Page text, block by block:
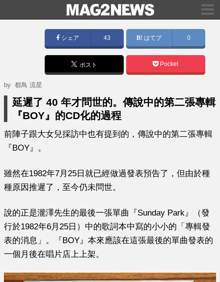
シェア 43 はてブ 0
ポスト Pocket
by都鳥 流星
延遲了 40 年才問世的。傳說中的第二張專輯
『BOY』的CD化的過程
前陣子跟大女兒採訪中也有提到的，傳說中的第二張專輯
『BOY』。
雖然在1982年7月25日就已經做過發表預告了，但由於種
種原因推遲了，至今仍未問世。
說的正是瀧澤先生的最後一張單曲『Sunday Park』（發
行於1982年6月25日）中的歌詞本中寫的小小的「專輯發
表的消息」。『BOY』本來應該在這張最後的單曲發表的
一個月後在唱片店上上架。